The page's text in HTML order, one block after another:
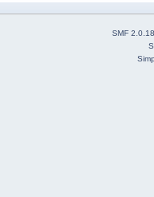
SMF 2.0.18